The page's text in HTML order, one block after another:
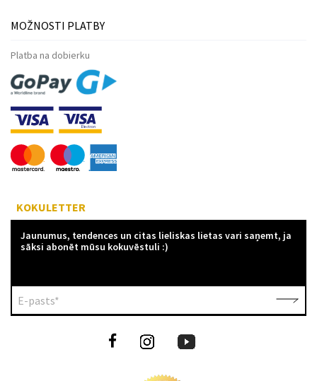
MOŽNOSTI PLATBY
Platba na dobierku
KOKULETTER
Jaunumus, tendences un citas lieliskas lietas vari saņemt, ja
sāksi abonēt mūsu kokuvēstuli :)
E-pasts*